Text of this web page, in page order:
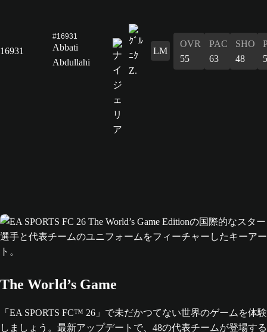
16931
#16931
Abbati
Abdullahi
LM
OVR
55
PAC
63
SHO
48
The World’s Game
「EA SPORTS FC™ 26」で未だかつてない世界のゲームを体験
しましょう。最新アップデートで、48の代表チームが登場する